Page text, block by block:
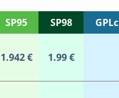
SP95 SP98 GPLc
1.942 € 1.99 €